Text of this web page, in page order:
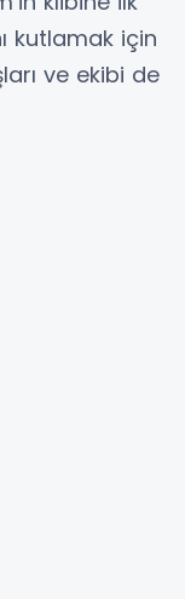
kutlamak için
ve ekibi de